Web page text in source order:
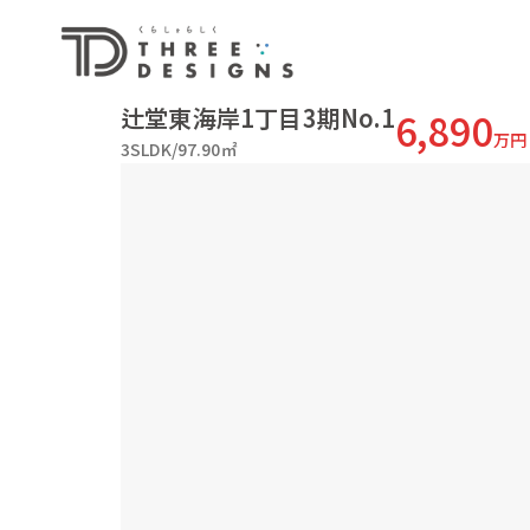
辻堂東海岸1丁目3期No.1
3SLDK/97.90㎡ 6,890万円